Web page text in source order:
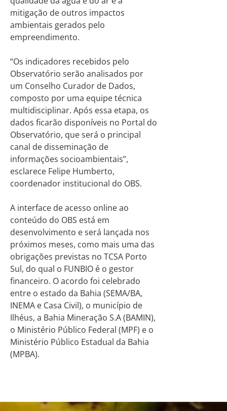
mitigação de outros impactos
ambientais gerados pelo
empreendimento.
“Os indicadores recebidos pelo
Observatório serão analisados por
um Conselho Curador de Dados,
composto por uma equipe técnica
multidisciplinar. Após essa etapa, os
dados ficarão disponíveis no Portal do
Observatório, que será o principal
canal de disseminação de
informações socioambientais”,
esclarece Felipe Humberto,
coordenador institucional do OBS.
A interface de acesso online ao
conteúdo do OBS está em
desenvolvimento e será lançada nos
próximos meses, como mais uma das
obrigações previstas no TCSA Porto
Sul, do qual o FUNBIO é o gestor
financeiro. O acordo foi celebrado
entre o estado da Bahia (SEMA/BA,
INEMA e Casa Civil), o município de
Ilhéus, a Bahia Mineração S.A (BAMIN),
o Ministério Público Federal (MPF) e o
Ministério Público Estadual da Bahia
(MPBA).